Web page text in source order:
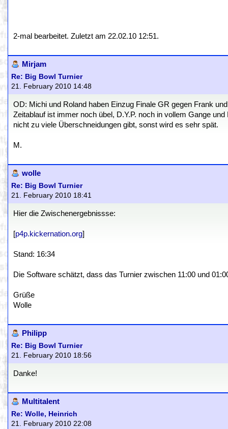
2-mal bearbeitet. Zuletzt am 22.02.10 12:51.
Mirjam
Re: Big Bowl Turnier
21. February 2010 14:48
OD: Michi und Roland haben Einzug Finale GR gegen Frank
Zeitablauf ist immer noch übel, D.Y.P. noch in vollem Gange
nicht zu viele Überschneidungen gibt, sonst wird es sehr spät.
M.
wolle
Re: Big Bowl Turnier
21. February 2010 18:41
Hier die Zwischenergebnissse:
[p4p.kickernation.org]
Stand: 16:34
Die Software schätzt, dass das Turnier zwischen 11:00 und
Grüße
Wolle
Philipp
Re: Big Bowl Turnier
21. February 2010 18:56
Danke!
Multitalent
Re: Wolle, Heinrich
21. February 2010 22:08